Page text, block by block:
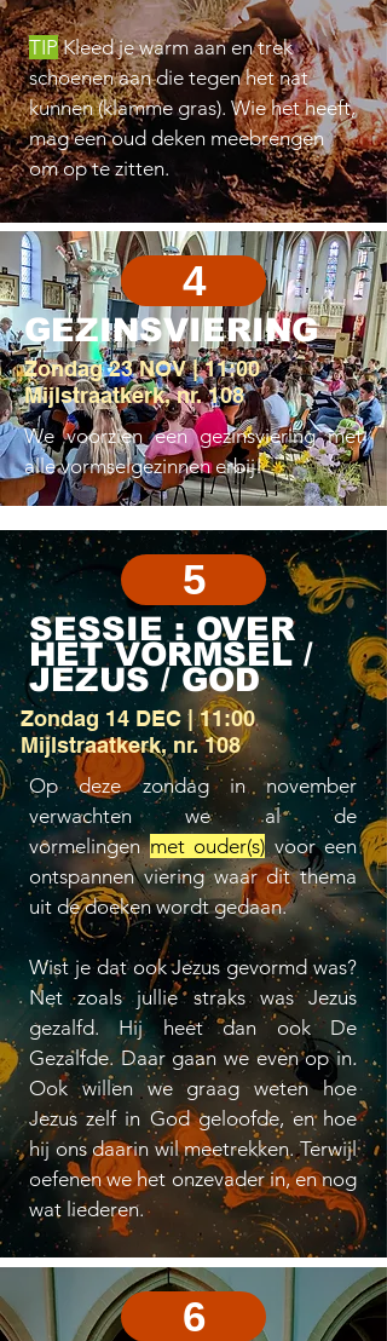
TIPKleed je warm aan en trek
schoenen aan die tegen het nat
kunnen (klamme gras). Wie het heeft,
mag een oud deken meebrengen
om op te zitten.
4
GEZINSVIERING
Zondag 23 NOV | 11:00
Mijlstraatkerk, nr. 108
We voorzien een gezinsviering met
alle vormselgezinnen erbij!
5
SESSIE : OVER
HET VORMSEL /
JEZUS / GOD
Zondag 14 DEC | 11:00
Mijlstraatkerk, nr. 108
Op deze zondag in november
verwachten we al de
vormelingenmet ouder(s)voor een
ontspannen viering waar dit thema
uit de doeken wordt gedaan.
Wist je dat ook Jezus gevormd was?
Net zoals jullie straks was Jezus
gezalfd. Hij heet dan ook De
Gezalfde. Daar gaan we even op in.
Ook willen we graag weten hoe
Jezus zelf in God geloofde, en hoe
hij ons daarin wil meetrekken. Terwijl
oefenen we het onzevader in, en nog
wat liederen.
6